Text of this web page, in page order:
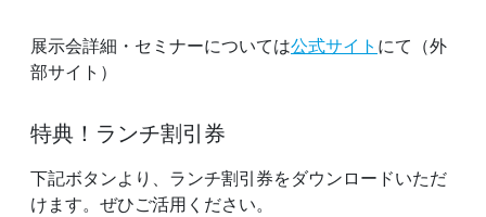
展示会詳細・セミナーについては公式サイト にて（外
部サイト）
特典！ランチ割引券
下記ボタンより、ランチ割引券をダウンロードいただ
けます。ぜひご活用ください。